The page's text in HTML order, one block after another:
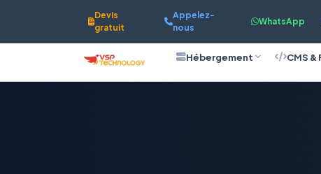
Devis
gratuit
Appelez-
nous
WhatsApp
Hébergement CMS &